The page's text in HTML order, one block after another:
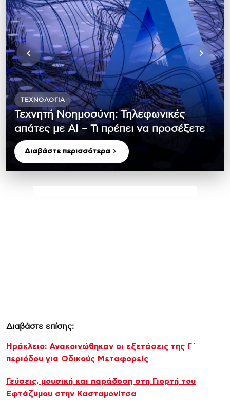
ΤΕΧΝΟΛΟΓΊΑ
Τεχνητή Νοημοσύνη: Τηλεφωνικές
απάτες με ΑΙ – Τι πρέπει να προσέξετε
Διαβάστε περισσότερα
Διαβάστε επίσης:
Ηράκλειο: Ανακοινώθηκαν οι εξετάσεις της Γ΄
περιόδου για Οδικούς Μεταφορείς
Γεύσεις, μουσική και παράδοση στη Γιορτή του
Εφτάζυμου στην Κασταμονίτσα